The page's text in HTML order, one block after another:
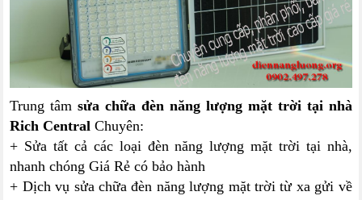
Trung tâmsửa chữa đèn năng lượng mặt trời tại nhà
Rich Central Chuyên:
+ Sửa tất cả các loại đèn năng lượng mặt trời tại nhà,
nhanh chóng Giá Rẻ có bảo hành
+ Dịch vụ sửa chữa đèn năng lượng mặt trời từ xa gửi về